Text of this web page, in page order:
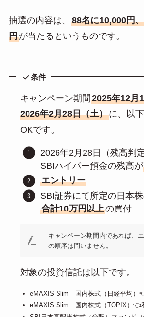
抽選の内容は、 88名に10,000円
円が当たるというものです。
条件
キャンペーン期間2025年12月
2026年2月28日（土）に、以
OKです。
2026年2月28日（残高判
SBIハイパー預金の残高が
エントリー
SBI証券にて所定の日本
合計10万円以上の買付
キャンペーン期間内であれば、
の順序は問いません。
対象の投資信託は以下です。
eMAXIS Slim 国内株式（日経平均）
eMAXIS Slim 国内株式（TOPIX）👈